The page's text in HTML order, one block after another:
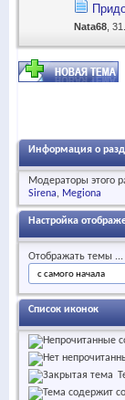
Nata68 ,
Информация о
Модераторы этого
Sirena
Megiona
Настройка
Отображать темы ...
Список иконок